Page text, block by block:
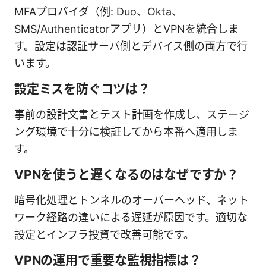
MFAプロバイダ（例: Duo、Okta、
SMS/Authenticatorアプリ）とVPNを統合しま
す。設定は認証サーバ側とデバイス側の両方で行
います。
設定ミスを防ぐコツは？
事前の設計文書とテスト計画を作成し、ステージ
ング環境で十分に検証してから本番へ適用しま
す。
VPNを使うと遅くなるのはなぜですか？
暗号化処理とトンネルのオーバーヘッド、ネット
ワーク経路の違いによる遅延が原因です。適切な
設定とインフラ投資で改善可能です。
VPNの運用で重要な監視指標は？